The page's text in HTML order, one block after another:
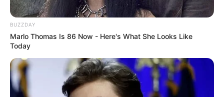
BUZZDAY
Marlo Thomas Is 86 Now - Here's What She Looks Like
Today